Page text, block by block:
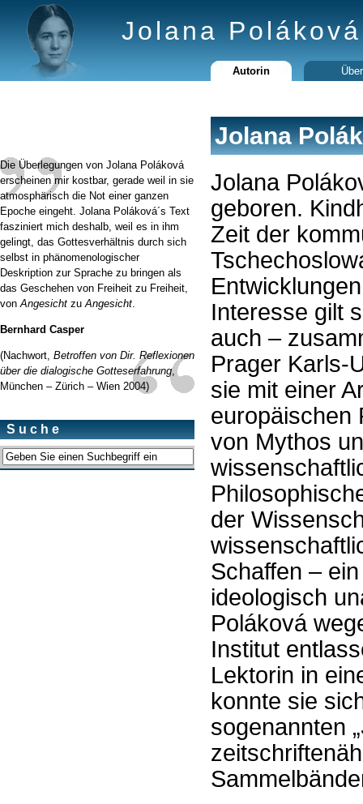
Jolana Poláková
Autorin
Die Überlegungen von Jolana Poláková
erscheinen mir kostbar, gerade weil in sie
atmosphärisch die Not einer ganzen
Epoche eingeht. Jolana Poláková´s Text
fasziniert mich deshalb, weil es in ihm
gelingt, das Gottesverhältnis durch sich
selbst in phänomenologischer
Deskription zur Sprache zu bringen als
das Geschehen von Freiheit zu Freiheit,
vonAngesicht zuAngesicht.
Bernhard Casper
(Nachwort, Betroffen von Dir. Reflexionen
über die dialogische Gotteserfahrung,
München – Zürich – Wien 2004)
Suche
Jolana
Jolana
geboren.
Zeit der
Interesse gilt
auch –
Prager Karls-
sie mit einer
europäischen
von Mythos
der
Schaffen –
ideologisch
Poláková
Institut
Lektorin in
konnte sie
sogenannten „